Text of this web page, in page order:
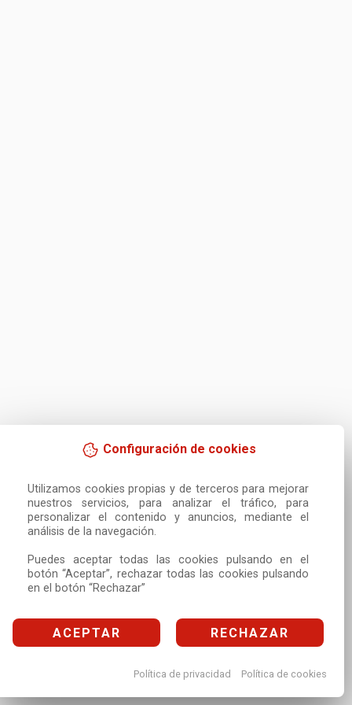
Configuración de cookies
Utilizamos cookies propias y de terceros para mejorar
nuestros servicios, para analizar el tráfico, para
personalizar el contenido y anuncios, mediante el
análisis de la navegación.
Puedes aceptar todas las cookies pulsando en el
botón “Aceptar”, rechazar todas las cookies pulsando
en el botón “Rechazar”
ACEPTAR RECHAZAR
Política de privacidad Política de cookies